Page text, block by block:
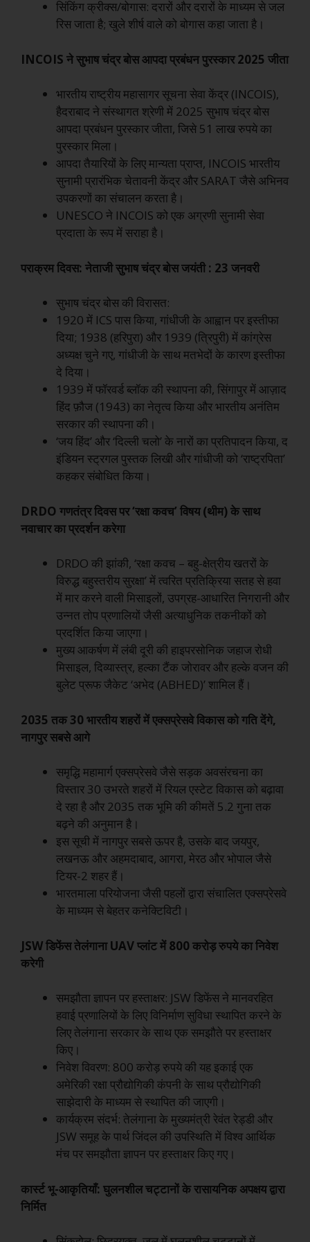
सिंकिंग क्रीक्स/बोगास: दरारों और दरारों के माध्यम से जल
रिस जाता है; खुले शीर्ष वाले को बोगास कहा जाता है।
INCOIS ने सुभाष चंद्र बोस आपदा प्रबंधन पुरस्कार 2025 जीता
भारतीय राष्ट्रीय महासागर सूचना सेवा केंद्र (INCOIS),
हैदराबाद ने संस्थागत श्रेणी में 2025 सुभाष चंद्र बोस
आपदा प्रबंधन पुरस्कार जीता, जिसे 51 लाख रुपये का
पुरस्कार मिला।
आपदा तैयारियों के लिए मान्यता प्राप्त, INCOIS भारतीय
सुनामी प्रारंभिक चेतावनी केंद्र और SARAT जैसे अभिनव
उपकरणों का संचालन करता है।
UNESCO ने INCOIS को एक अग्रणी सुनामी सेवा
प्रदाता के रूप में सराहा है।
पराक्रम दिवस: नेताजी सुभाष चंद्र बोस जयंती : 23 जनवरी
सुभाष चंद्र बोस की विरासत:
1920 में ICS पास किया, गांधीजी के आह्वान पर इस्तीफा
दिया; 1938 (हरिपुरा) और 1939 (त्रिपुरी) में कांग्रेस
अध्यक्ष चुने गए, गांधीजी के साथ मतभेदों के कारण इस्तीफा
दे दिया।
1939 में फॉरवर्ड ब्लॉक की स्थापना की, सिंगापुर में आज़ाद
हिंद फ़ौज (1943) का नेतृत्व किया और भारतीय अनंतिम
सरकार की स्थापना की।
‘जय हिंद’ और ‘दिल्ली चलो’ के नारों का प्रतिपादन किया, द
इंडियन स्ट्रगल पुस्तक लिखी और गांधीजी को ‘राष्ट्रपिता’
कहकर संबोधित किया।
DRDO गणतंत्र दिवस पर ‘रक्षा कवच’ विषय (थीम) के साथ
नवाचार का प्रदर्शन करेगा
DRDO की झांकी, ‘रक्षा कवच – बहु-क्षेत्रीय खतरों के
विरुद्ध बहुस्तरीय सुरक्षा’ में त्वरित प्रतिक्रिया सतह से हवा
में मार करने वाली मिसाइलों, उपग्रह-आधारित निगरानी और
उन्नत तोप प्रणालियों जैसी अत्याधुनिक तकनीकों को
प्रदर्शित किया जाएगा।
मुख्य आकर्षण में लंबी दूरी की हाइपरसोनिक जहाज रोधी
मिसाइल, दिव्यास्त्र, हल्का टैंक जोरावर और हल्के वजन की
बुलेट प्रूफ जैकेट ‘अभेद (ABHED)’ शामिल हैं।
2035 तक 30 भारतीय शहरों में एक्सप्रेसवे विकास को गति देंगे,
नागपुर सबसे आगे
समृद्धि महामार्ग एक्सप्रेसवे जैसे सड़क अवसंरचना का
विस्तार 30 उभरते शहरों में रियल एस्टेट विकास को बढ़ावा
दे रहा है और 2035 तक भूमि की कीमतें 5.2 गुना तक
बढ़ने की अनुमान है।
इस सूची में नागपुर सबसे ऊपर है, उसके बाद जयपुर,
लखनऊ और अहमदाबाद, आगरा, मेरठ और भोपाल जैसे
टियर-2 शहर हैं।
भारतमाला परियोजना जैसी पहलों द्वारा संचालित एक्सप्रेसवे
के माध्यम से बेहतर कनेक्टिविटी।
JSW डिफेंस तेलंगाना UAV प्लांट में 800 करोड़ रुपये का निवेश
करेगी
समझौता ज्ञापन पर हस्ताक्षर: JSW डिफेंस ने मानवरहित
हवाई प्रणालियों के लिए विनिर्माण सुविधा स्थापित करने के
लिए तेलंगाना सरकार के साथ एक समझौते पर हस्ताक्षर
किए।
निवेश विवरण: 800 करोड़ रुपये की यह इकाई एक
अमेरिकी रक्षा प्रौद्योगिकी कंपनी के साथ प्रौद्योगिकी
साझेदारी के माध्यम से स्थापित की जाएगी।
कार्यक्रम संदर्भ: तेलंगाना के मुख्यमंत्री रेवंत रेड्डी और
JSW समूह के पार्थ जिंदल की उपस्थिति में विश्व आर्थिक
मंच पर समझौता ज्ञापन पर हस्ताक्षर किए गए।
कार्स्ट भू-आकृतियाँ: घुलनशील चट्टानों के रासायनिक अपक्षय द्वारा
निर्मित